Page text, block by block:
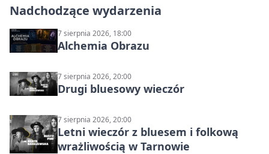
Nadchodzące wydarzenia
7 sierpnia 2026, 18:00
Alchemia Obrazu
7 sierpnia 2026, 20:00
Drugi bluesowy wieczór
7 sierpnia 2026, 20:00
Letni wieczór z bluesem i folkową
wrażliwością w Tarnowie